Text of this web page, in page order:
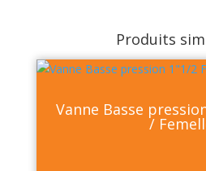
Produits
Vanne Basse
/